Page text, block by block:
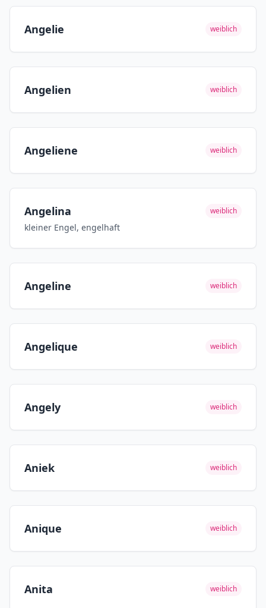
Angelie weiblich
Angelien weiblich
Angeliene weiblich
Angelina weiblich
kleiner Engel, engelhaft
Angeline weiblich
Angelique weiblich
Angely weiblich
Aniek weiblich
Anique weiblich
Anita weiblich